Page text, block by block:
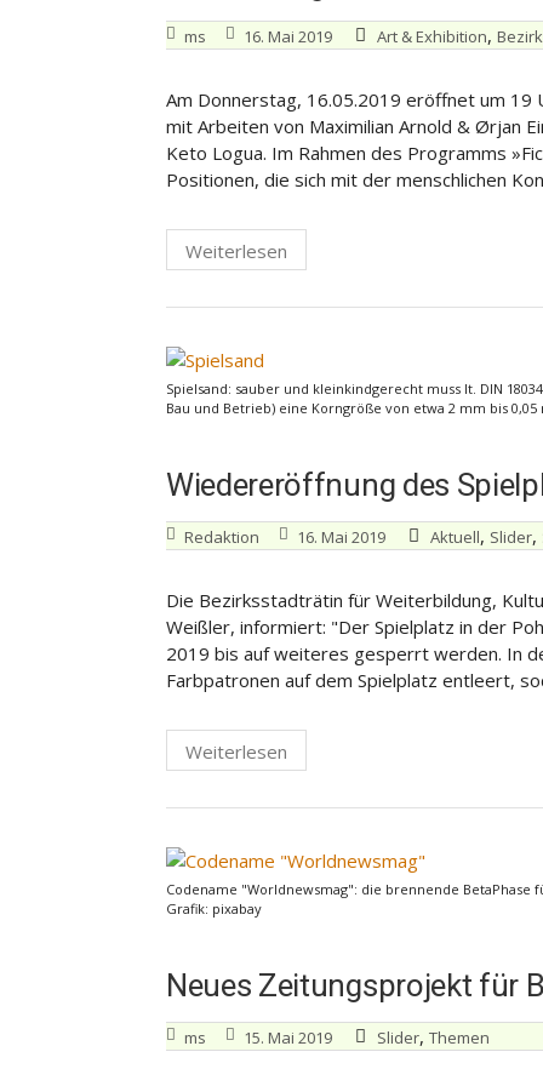
ms 16. Mai 2019 Art & Exhibition,
Am Donnerstag, 16.05.2019 eröffnet um 19
mit Arbeiten von Maximilian Arnold & Ørjan
Keto Logua. Im Rahmen des Programms
Positionen, die sich mit der menschlichen
Weiterlesen
Spielsand: sauber und kleinkindgerecht muss lt. DIN
Bau und Betrieb) eine Korngröße von etwa 2 mm bis
Wiedereröffnung des
Redaktion 16. Mai 2019 Aktuell, Slider,
Die Bezirksstadträtin für Weiterbildung,
Weißler, informiert: "Der Spielplatz in der
2019 bis auf weiteres gesperrt werden. In
Farbpatronen auf dem Spielplatz entleert,
Weiterlesen
Codename "Worldnewsmag": die brennende
Grafik: pixabay
Neues Zeitungsprojekt für
ms 15. Mai 2019 Slider, Themen